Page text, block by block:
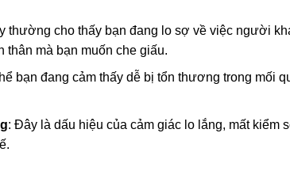
thường cho thấy bạn đang lo sợ về việc người
thân mà bạn muốn che giấu.
bạn đang cảm thấy dễ bị tổn thương trong mối
: Đây là dấu hiệu của cảm giác lo lắng, mất kiểm